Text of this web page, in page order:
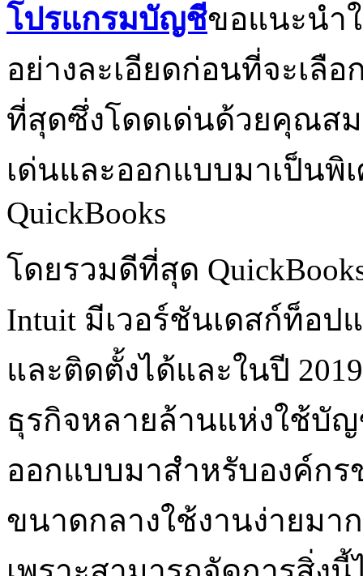
โปรแกรมบัญชีขอแนะนำ
อย่างละเอียดก่อนที่จะเ
ที่สุดซึ่งโดดเด่นด้วยคุณส
เด่นและออกแบบมาเป็นพิ
QuickBooks
โดยรวมดีที่สุด
Intuit มีเวอร์ชันเดสก์ท็อ
และติดตั้งได้และในปี
ธุรกิจหลายล้านแห่งใช้บั
ออกแบบมาสำหรับองค์ก
ขนาดกลางใช้งานง่ายมา